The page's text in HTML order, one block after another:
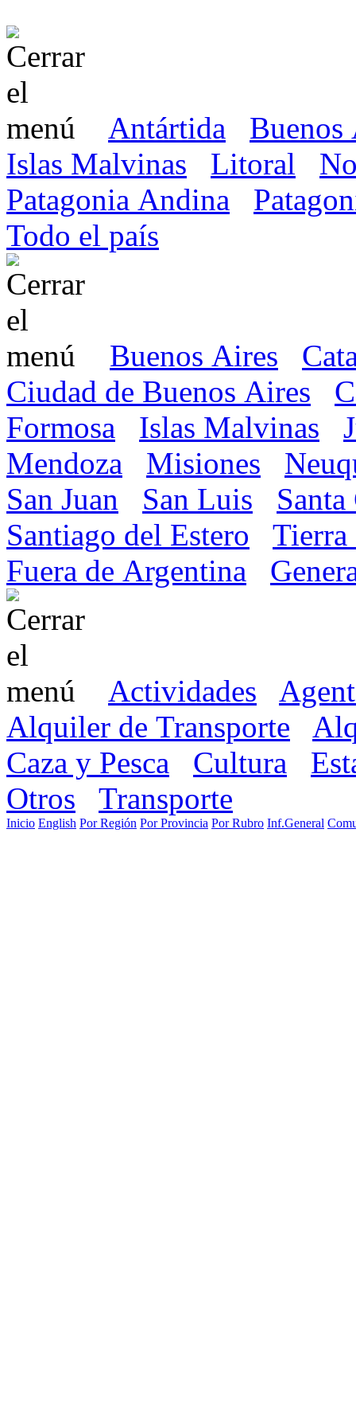
Antártida
Buenos
Islas Malvinas
Litoral
Patagonia Andina
Todo el país
Buenos Aires
Ciudad de Buenos Aires
Formosa
Islas Malvinas
Mendoza
Misiones
San Juan
San Luis
Santiago del Estero
Tierra
Fuera de Argentina
Actividades
Alquiler de Transporte
Caza y Pesca
Cultura
Otros
Transporte
Inicio English Por Región Por Provincia Por Rubro Inf.General